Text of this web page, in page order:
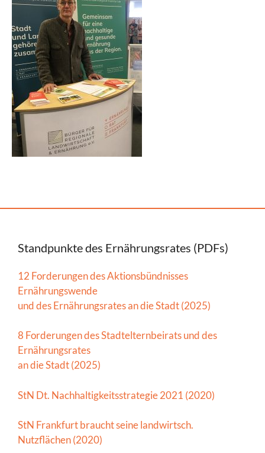
Standpunkte des Ernährungsrates (PDFs)
12 Forderungen des Aktionsbündnisses
Ernährungswende
und des Ernährungsrates an die Stadt (2025)
8 Forderungen des Stadtelternbeirats und des
Ernährungsrates
an die Stadt (2025)
StN Dt. Nachhaltigkeitsstrategie 2021 (2020)
StN Frankfurt braucht seine landwirtsch.
Nutzflächen (2020)